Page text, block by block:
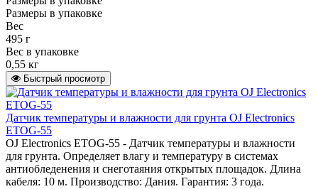
Размеры в упаковке
Вес
495 г
Вес в упаковке
0,55 кг
Быстрый просмотр
Датчик температуры и влажности для грунта OJ Electronics
ЕTOG-55
OJ Electronics ЕTOG-55 - Датчик температуры и влажности
для грунта. Определяет влагу и температуру в системах
антиобледенения и снеготаяния открытых площадок. Длина
кабеля: 10 м. Производство: Дания. Гарантия: 3 года.